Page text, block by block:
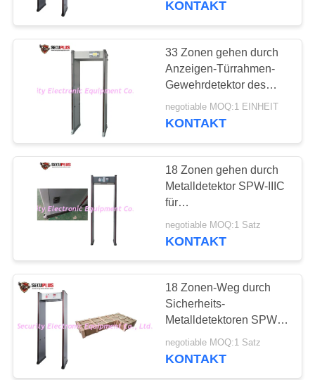
KONTAKT
33 Zonen gehen durch
Anzeigen-Türrahmen-
Gewehrdetektor des
Metalldetektors SPW-
300S LCD
negotiable MOQ:1 EINHEIT
KONTAKT
18 Zonen gehen durch
Metalldetektor SPW-IIIC
für
Krankenhaus/Bank/Hotel
negotiable MOQ:1 Satz
KONTAKT
18 Zonen-Weg durch
Sicherheits-
Metalldetektoren SPW-
IIIC 12 Monate Garantie-
negotiable MOQ:1 Satz
KONTAKT